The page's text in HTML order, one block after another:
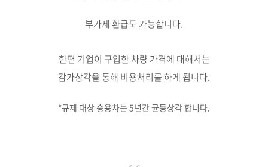
부가세 환급도 가능합니다.
한편 기업이 구입한 차량 가격에 대해서는
감가상각을 통해 비용처리를 하게 됩니다.
*규제 대상 승용차는 5년간 균등상각 합니다.